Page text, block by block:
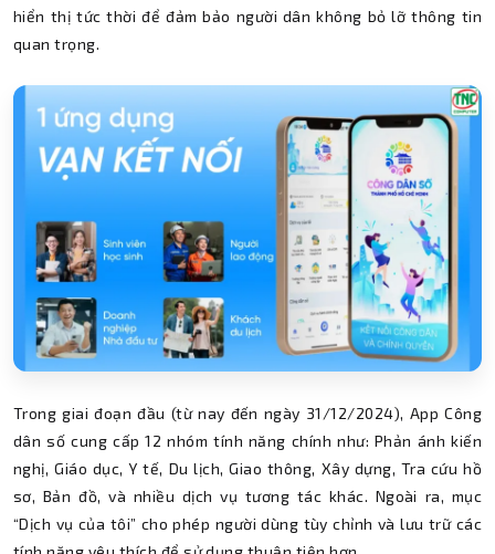
hiển thị tức thời để đảm bảo người dân không bỏ lỡ thông tin
quan trọng.
Trong giai đoạn đầu (từ nay đến ngày 31/12/2024), App Công
dân số cung cấp 12 nhóm tính năng chính như: Phản ánh kiến
nghị, Giáo dục, Y tế, Du lịch, Giao thông, Xây dựng, Tra cứu hồ
sơ, Bản đồ, và nhiều dịch vụ tương tác khác. Ngoài ra, mục
“Dịch vụ của tôi” cho phép người dùng tùy chỉnh và lưu trữ các